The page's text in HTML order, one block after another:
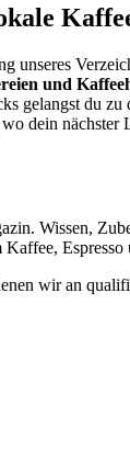
unseres
und
gelangst du zu
dein nächster
Wissen,
wir an